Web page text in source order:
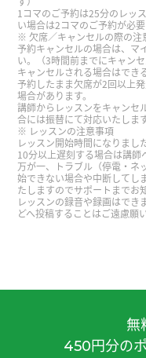
ます！我们下节课
在我们日本这里，
青蛙呢😂。下节课
辛苦了～。周末愉
这个周末身体状况
些，感觉很不错。
中国有很多零食，
( 50代
1コマのご予約は25分のレッ
い場合は2コマのご予約が必要
欠席／キャンセルの際の注
予約キャンセルの場合は、マ
い。（3時間前までにキャンセ
キャンセルされる場合はでき
予約したまま欠席が2回以上
場合があります。
講師からレッスンをキャンセ
合には振替にて対応いたします
レッスンの注意事項
レッスン開始時間になりまし
10分以上遅刻する場合は講師
万が一、トラブル（停電・ネ
始できない場合や中断してし
たしますのでサポートまでお
レッスンの録音や録画はでき
どへ投稿することはご遠慮願い
無
450円分の